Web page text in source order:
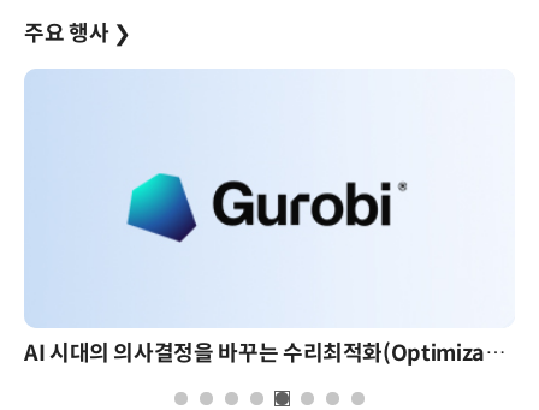
주요 행사 ❯
AI 시대의 의사결정을 바꾸는 수리최적화(Optimization): 실제 산업 적용 사례와 활용 전략 AI 핀옵스 실전 세미나: 폭